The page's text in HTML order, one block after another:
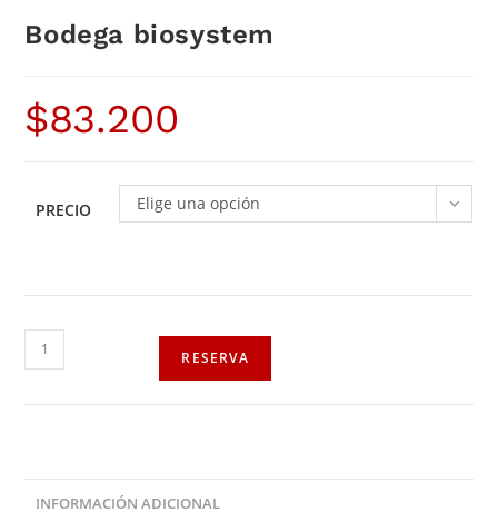
Bodega biosystem
$83.200
PRECIO Elige una opción
RESERVA
INFORMACIÓN ADICIONAL